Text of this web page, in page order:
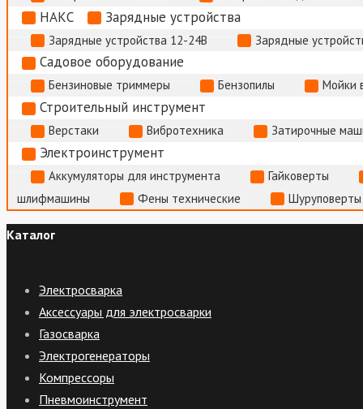
НАКС Зарядные устройства
Зарядные устройства 12-24В Зарядные
Садовое оборудование
Бензиновые триммеры Бензопилы Мойки
Строительный инструмент
Верстаки Вибротехника Затирочные
Электроинструмент
Аккумуляторы для инструмента
Гайковерты
шлифмашины
Фены технические
Каталог
Электросварка
Аксессуары для электросварки
Газосварка
Электрогенераторы
Компрессоры
Пневмоинструмент